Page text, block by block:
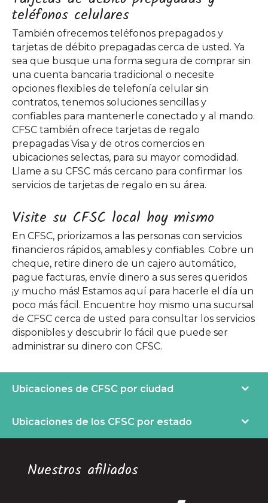
teléfonos celulares
También ofrecemos teléfonos prepagados y
tarjetas de débito prepagadas cerca de usted. Ya
sea que busque una forma segura de comprar sin
una cuenta bancaria tradicional o necesite
opciones flexibles de telefonía celular sin
contratos, tenemos soluciones sencillas y
confiables para mantenerle conectado y al mando.
CFSC también ofrece tarjetas de regalo
prepagadas Visa y de otros comercios en
ubicaciones selectas, para su mayor comodidad.
Llame a su CFSC más cercano para confirmar los
servicios de tarjetas de regalo en su área.
Visite su CFSC local hoy mismo
En CFSC, priorizamos a las personas con servicios
financieros rápidos, amables y confiables. Cobre un
cheque, retire dinero de un cajero automático,
pague facturas, envíe dinero a sus seres queridos
¡y mucho más! Estamos aquí para hacerle el día un
poco más fácil. Encuentre hoy mismo una sucursal
de CFSC cerca de usted para consultar los servicios
disponibles y descubrir lo fácil que puede ser
administrar su dinero con CFSC.
Ubicaciones de CFSC por ciudad
Ubicaciones de los CFSC por estado
Nuestros afiliados